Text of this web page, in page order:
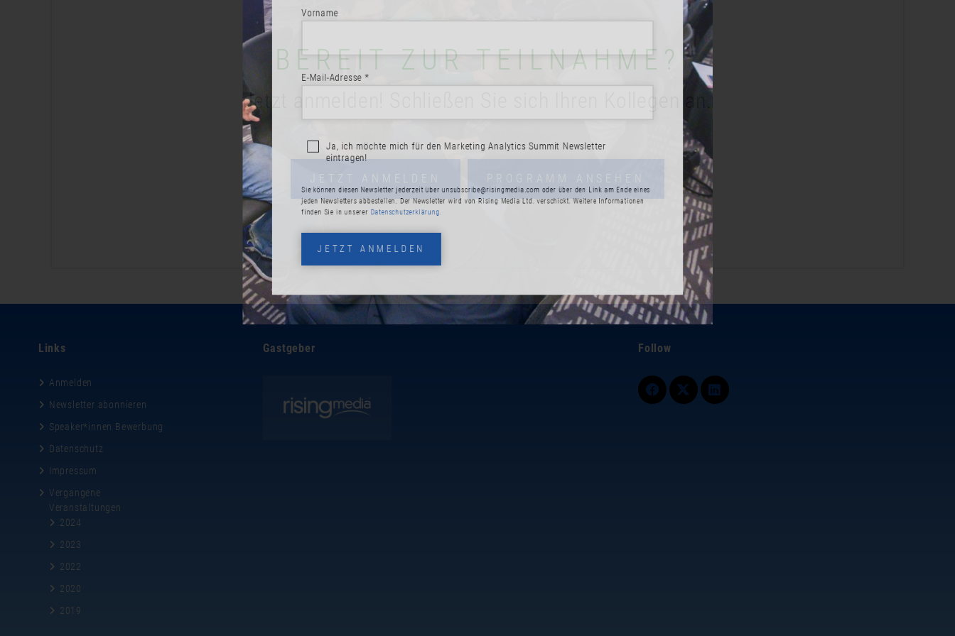
BEREIT ZUR TEILNAHME?
Jetzt anmelden! Schließen Sie sich Ihren Kollegen an.
JETZT ANMELDEN PROGRAMM ANSEHEN
Links
Anmelden
Newsletter abonnieren
Speaker*innen Bewerbung
Datenschutz
Impressum
Vergangene
Veranstaltungen
2024
2023
2022
2020
2019
Gastgeber Follow
Vorname
E-Mail-Adresse *
Ja, ich möchte mich für den Marketing Analytics Summit Newsletter
eintragen!
Sie können diesen Newsletter jederzeit über
oder über den Link am Ende eines
jeden Newsletters abbestellen. Der Newsletter wird von Rising Media Ltd. verschickt. Weitere Informationen
finden Sie in unsererDatenschutzerklärung.